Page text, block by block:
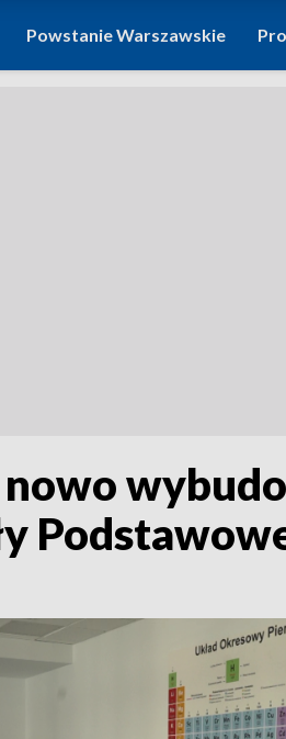
Powstanie Warszawskie